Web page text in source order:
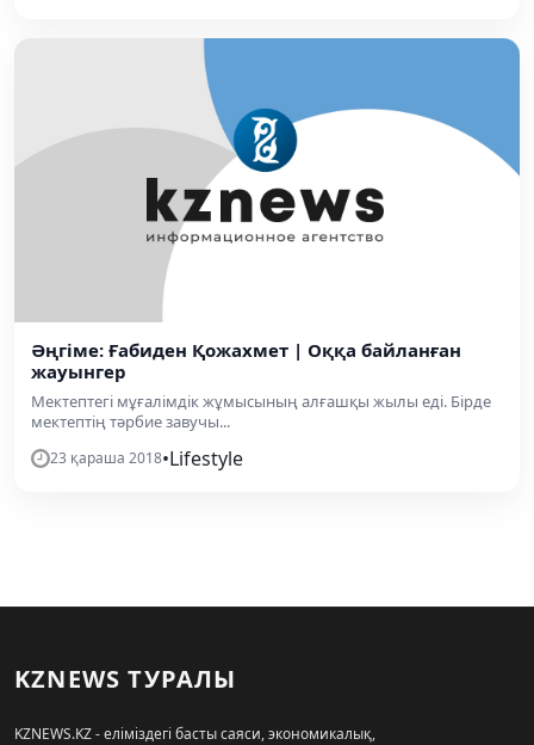
Әңгіме: Ғабиден Қожахмет | Оққа байланған
жауынгер
Мектептегі мұғалімдік жұмысының алғашқы жылы еді. Бірде
мектептің тәрбие завучы...
23 қараша 2018•Lifestyle
KZNEWS ТУРАЛЫ
KZNEWS.KZ - еліміздегі басты саяси, экономикалық,